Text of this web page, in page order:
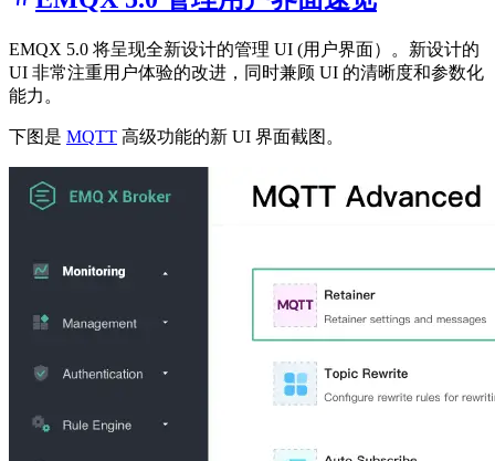
EMQX 5.0 将呈现全新设计的管理 UI (用户界面）。新设计的
UI 非常注重用户体验的改进，同时兼顾 UI 的清晰度和参数化
能力。
下图是 MQTT 高级功能的新 UI 界面截图。